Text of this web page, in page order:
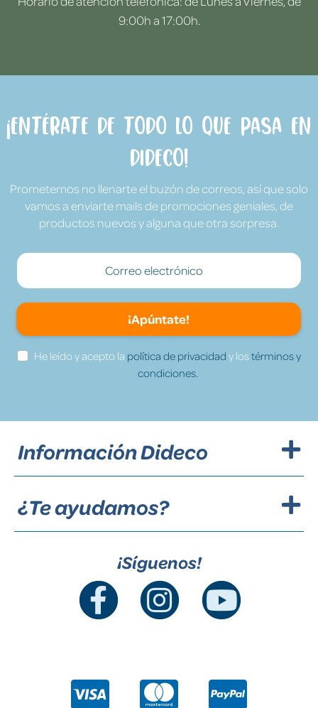
9:00h a 17:00h.
¡Entérate de todo lo que pasa en
Dideco!
Prometemos no llenarte el buzón de correos, así que solo
vamos a enviarte mails de promociones geniales, de
productos nuevos y alguna que otra sorpresa.
¡Apúntate!
He leído y acepto la política de privacidad y lostérminos y
condiciones.
Información Dideco
¿Te ayudamos?
¡Síguenos!